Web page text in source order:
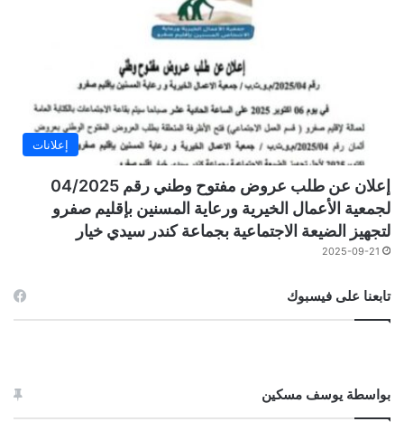
إعلانات
إعلان عن طلب عروض مفتوح وطني رقم 04/2025
لجمعية الأعمال الخيرية ورعاية المسنين بإقليم صفرو
لتجهيز الضيعة الاجتماعية بجماعة كندر سيدي خيار
2025-09-21
تابعنا على فيسبوك
بواسطة يوسف مسكين